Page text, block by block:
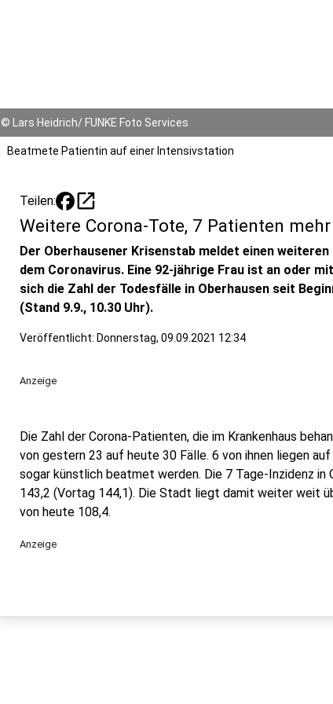
© Lars Heidrich/ FUNKE Foto Services
Beatmete Patientin auf einer Intensivstation
Teilen: open_in_new
Weitere Corona-Tote, 7 Patienten
Der Oberhausener Krisenstab meldet einen
dem Coronavirus. Eine 92-jährige Frau ist an oder
sich die Zahl der Todesfälle in Oberhausen seit
(Stand 9.9., 10.30 Uhr).
Veröffentlicht: Donnerstag, 09.09.2021 12:34
Anzeige
Die Zahl der Corona-Patienten, die im Krankenhaus
von gestern 23 auf heute 30 Fälle. 6 von ihnen liegen
sogar künstlich beatmet werden. Die 7 Tage-Inzidenz in
143,2 (Vortag 144,1). Die Stadt liegt damit weiter weit
von heute 108,4.
Anzeige